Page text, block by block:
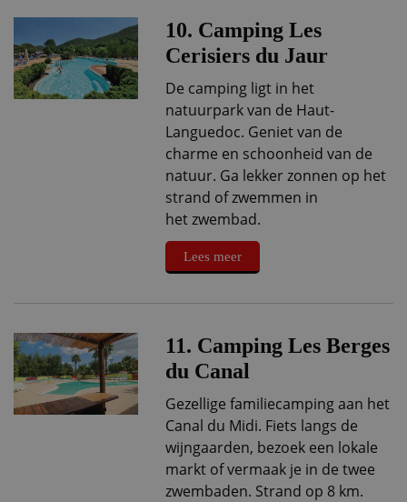
10. Camping Les
Cerisiers du Jaur
De camping ligt in het
natuurpark van de Haut-
Languedoc. Geniet van de
charme en schoonheid van de
natuur. Ga lekker zonnen op het
strand of zwemmen in
het zwembad.
Lees meer
11. Camping Les Berges
du Canal
Gezellige familiecamping aan het
Canal du Midi. Fiets langs de
wijngaarden, bezoek een lokale
markt of vermaak je in de twee
zwembaden. Strand op 8 km.